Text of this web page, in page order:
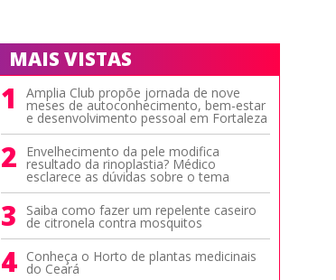
MAIS VISTAS
1 Amplia Club propõe jornada de nove
meses de autoconhecimento, bem-estar
e desenvolvimento pessoal em Fortaleza
2 Envelhecimento da pele modifica
resultado da rinoplastia? Médico
esclarece as dúvidas sobre o tema
3 Saiba como fazer um repelente caseiro
de citronela contra mosquitos
4 Conheça o Horto de plantas medicinais
do Ceará